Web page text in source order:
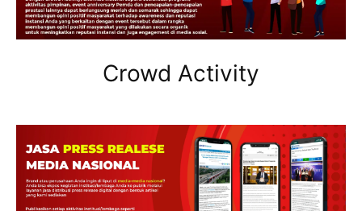
Crowd Activity